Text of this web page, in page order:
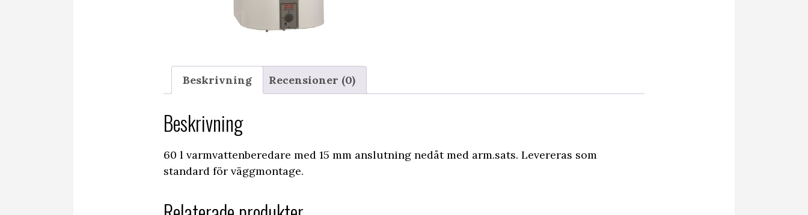
Beskrivning Recensioner (0)
Beskrivning
60 l varmvattenberedare med 15 mm anslutning nedåt med arm.sats. Levereras som
standard för väggmontage.